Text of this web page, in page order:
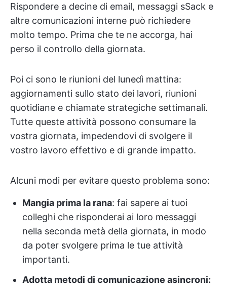
Rispondere a decine di email, messaggi sSack e
altre comunicazioni interne può richiedere
molto tempo. Prima che te ne accorga, hai
perso il controllo della giornata.
Poi ci sono le riunioni del lunedì mattina:
aggiornamenti sullo stato dei lavori, riunioni
quotidiane e chiamate strategiche settimanali.
Tutte queste attività possono consumare la
vostra giornata, impedendovi di svolgere il
vostro lavoro effettivo e di grande impatto.
Alcuni modi per evitare questo problema sono:
Mangia prima la rana: fai sapere ai tuoi
colleghi che risponderai ai loro messaggi
nella seconda metà della giornata, in modo
da poter svolgere prima le tue attività
importanti.
Adotta metodi di comunicazione asincroni: